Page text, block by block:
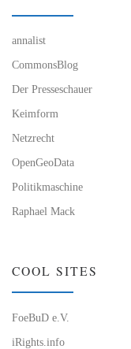
annalist
CommonsBlog
Der Presseschauer
Keimform
Netzrecht
OpenGeoData
Politikmaschine
Raphael Mack
COOL SITES
FoeBuD e.V.
iRights.info